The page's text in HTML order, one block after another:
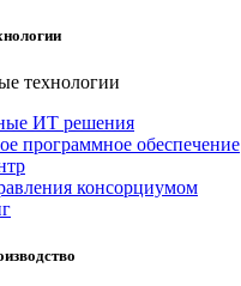
ИТ решения
программное обеспечение
консорциумом